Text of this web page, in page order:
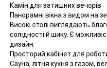
Камін для затишних вечорів
Панорамні вікна з видом на
Високі стелі виглядають
солідності й шику. Є
дизайн.
Просторий кабінет для
Сауна, літня кухня з газом,